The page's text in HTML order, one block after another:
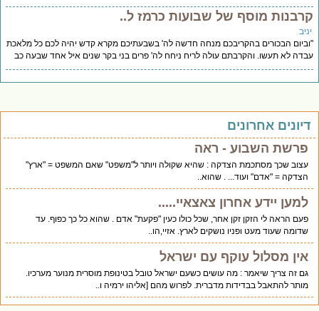
מוסף של שבועות כרמז ל..
הבכורים בהקריבכם מנחה חדשה לה' בשבעתיכם מקרא קדש יהיה לכם כל מלאכת
לא תעשו. והקרבתם עולה לריח ניחח לה' פרים בני בקר שנים איל אחד שבעה כב
אחרונים
פרשת השבוע - ראה
עצוב שכך מסתכמת הצדקה : שהיא שקולה ויותר ל"משפט" שאם המשפט = "ארץ"
הצדקה = "אדם" ועוד... . שהוא..
למען יידע אחרון צאצאיי.....
פעם הראה לי הזקן זקן אחר, שכל כולו כעין "פקעת" אדם . שהוא כל כך כפוף. עד
שדומה שעוד מעט ופניו נושקים לארץ. אזיי,הו..
אין מסלול עוקף עם ישראל
גם זה צריך שיאמר : מה עושים כשעם ישראל טובל בטינופת מוסרית מנוער מערכיו.
מותר להתאבל בבדידות מדברית. לפרוש מהם [אליהו ירמיה ו..